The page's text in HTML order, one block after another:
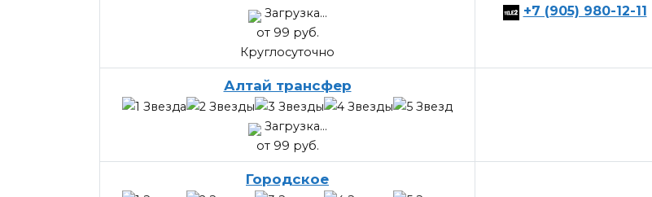
Загрузка...
от 99 руб.
Круглосуточно
+7 (905) 980-12-11
Алтай трансфер
Загрузка...
от 99 руб.
Городское